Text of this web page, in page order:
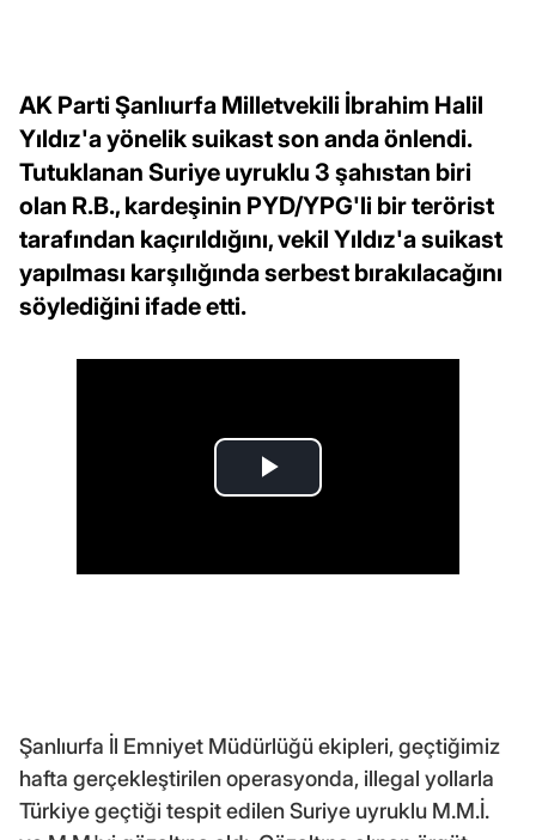
AK Parti Şanlıurfa Milletvekili İbrahim Halil
Yıldız'a yönelik suikast son anda önlendi.
Tutuklanan Suriye uyruklu 3 şahıstan biri
olan R.B., kardeşinin PYD/YPG'li bir terörist
tarafından kaçırıldığını, vekil Yıldız'a suikast
yapılması karşılığında serbest bırakılacağını
söylediğini ifade etti.
Şanlıurfa İl Emniyet Müdürlüğü ekipleri, geçtiğimiz
hafta gerçekleştirilen operasyonda, illegal yollarla
Türkiye geçtiği tespit edilen Suriye uyruklu M.M.İ.